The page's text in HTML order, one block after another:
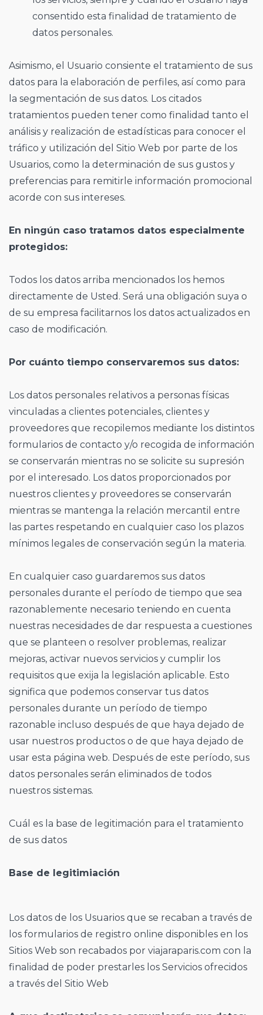
consentido esta finalidad de tratamiento de
datos personales.
Asimismo, el Usuario consiente el tratamiento de sus
datos para la elaboración de perfiles, así como para
la segmentación de sus datos. Los citados
tratamientos pueden tener como finalidad tanto el
análisis y realización de estadísticas para conocer el
tráfico y utilización del Sitio Web por parte de los
Usuarios, como la determinación de sus gustos y
preferencias para remitirle información promocional
acorde con sus intereses.
En ningún caso tratamos datos especialmente
protegidos:
Todos los datos arriba mencionados los hemos
directamente de Usted. Será una obligación suya o
de su empresa facilitarnos los datos actualizados en
caso de modificación.
Por cuánto tiempo conservaremos sus datos:
Los datos personales relativos a personas físicas
vinculadas a clientes potenciales, clientes y
proveedores que recopilemos mediante los distintos
formularios de contacto y/o recogida de información
se conservarán mientras no se solicite su supresión
por el interesado. Los datos proporcionados por
nuestros clientes y proveedores se conservarán
mientras se mantenga la relación mercantil entre
las partes respetando en cualquier caso los plazos
mínimos legales de conservación según la materia.
En cualquier caso guardaremos sus datos
personales durante el período de tiempo que sea
razonablemente necesario teniendo en cuenta
nuestras necesidades de dar respuesta a cuestiones
que se planteen o resolver problemas, realizar
mejoras, activar nuevos servicios y cumplir los
requisitos que exija la legislación aplicable. Esto
significa que podemos conservar tus datos
personales durante un período de tiempo
razonable incluso después de que haya dejado de
usar nuestros productos o de que haya dejado de
usar esta página web. Después de este período, sus
datos personales serán eliminados de todos
nuestros sistemas.
Cuál es la base de legitimación para el tratamiento
de sus datos
Base de legitimiación
Los datos de los Usuarios que se recaban a través de
los formularios de registro online disponibles en los
Sitios Web son recabados por viajaraparis.com con la
finalidad de poder prestarles los Servicios ofrecidos
a través del Sitio Web